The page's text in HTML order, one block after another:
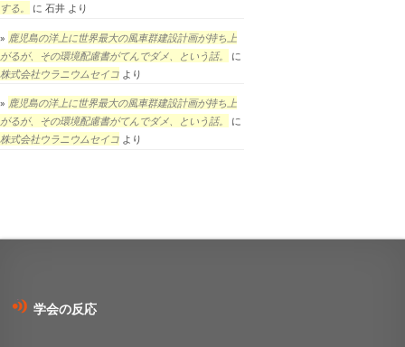
する。
に 石井 より
鹿児島の洋上に世界最大の風車群建設計画が持ち上
がるが、その環境配慮書がてんでダメ、という話。
に
株式会社ウラニウムセイコ より
鹿児島の洋上に世界最大の風車群建設計画が持ち上
がるが、その環境配慮書がてんでダメ、という話。
に
株式会社ウラニウムセイコ より
学会の反応